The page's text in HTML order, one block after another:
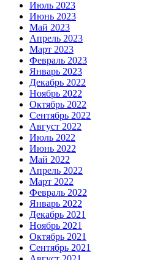
Июль 2023
Июнь 2023
Май 2023
Апрель 2023
Март 2023
Февраль 2023
Январь 2023
Декабрь 2022
Ноябрь 2022
Октябрь 2022
Сентябрь 2022
Август 2022
Июль 2022
Июнь 2022
Май 2022
Апрель 2022
Март 2022
Февраль 2022
Январь 2022
Декабрь 2021
Ноябрь 2021
Октябрь 2021
Сентябрь 2021